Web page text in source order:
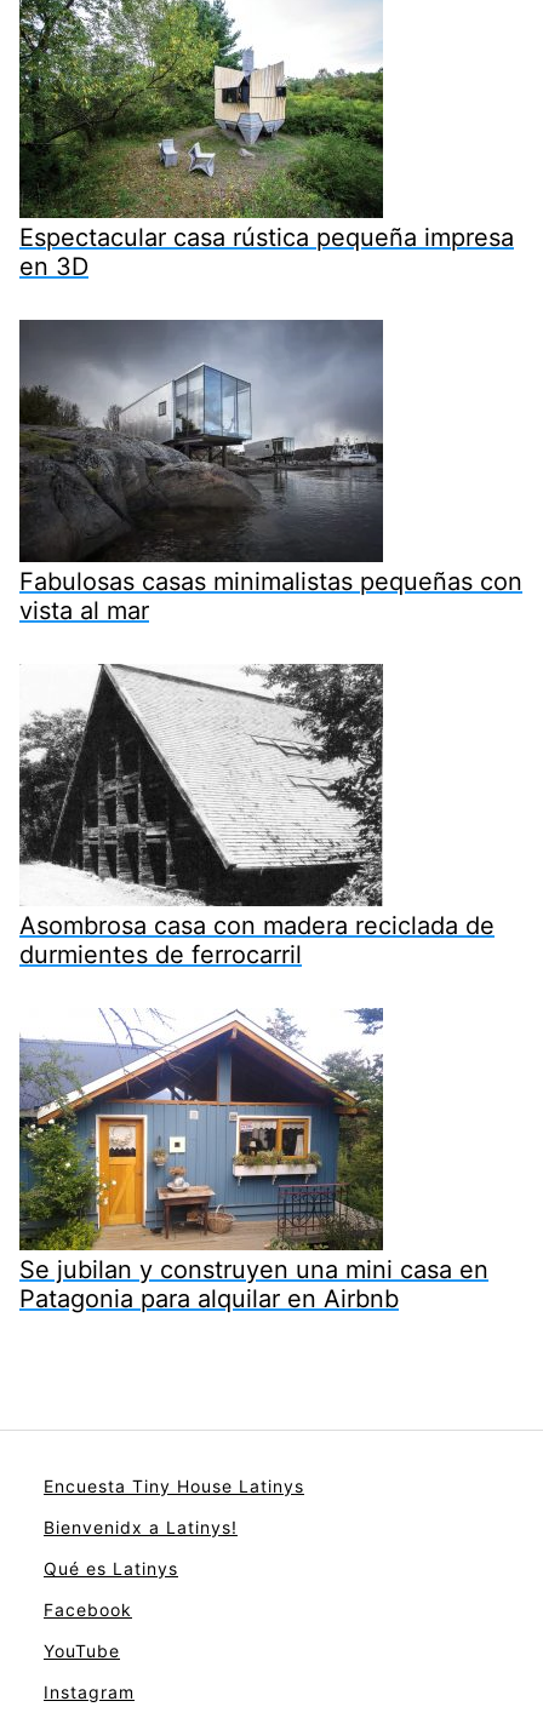
Espectacular casa rústica pequeña impresa
en 3D
Fabulosas casas minimalistas pequeñas con
vista al mar
Asombrosa casa con madera reciclada de
durmientes de ferrocarril
Se jubilan y construyen una mini casa en
Patagonia para alquilar en Airbnb
Encuesta Tiny House Latinys
Bienvenidx a Latinys!
Qué es Latinys
Facebook
YouTube
Instagram